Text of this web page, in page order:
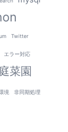
Twitter
エラー対応
菜園
境 非同期処理